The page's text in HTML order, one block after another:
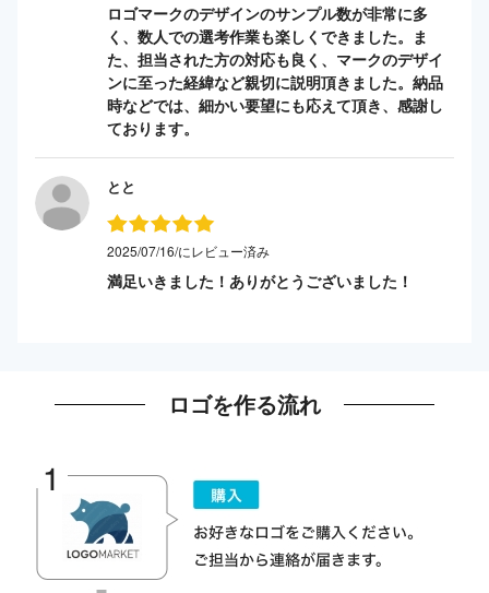
ロゴマークのデザインのサンプル数が非常に多
く、数人での選考作業も楽しくできました。ま
た、担当された方の対応も良く、マークのデザイ
ンに至った経緯など親切に説明頂きました。納品
時などでは、細かい要望にも応えて頂き、感謝し
ております。
とと
2025/07/16/にレビュー済み
満足いきました！ありがとうございました！
ロゴを作る流れ